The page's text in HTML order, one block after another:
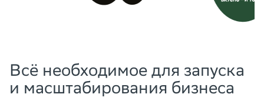
Всё необходимое для запуска
и масштабирования бизнеса